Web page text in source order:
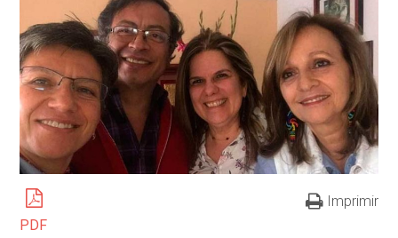
PDF
Imprimir